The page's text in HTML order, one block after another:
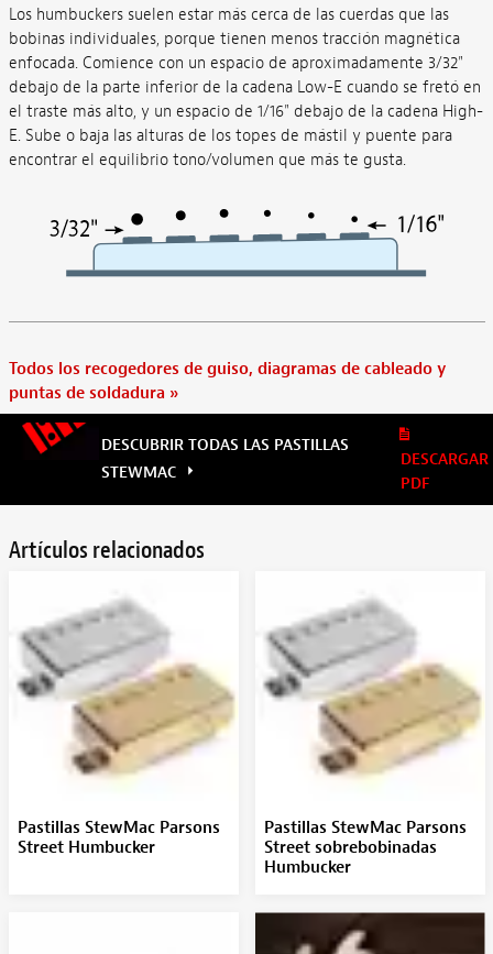
Los humbuckers suelen estar más cerca de las cuerdas que las
bobinas individuales, porque tienen menos tracción magnética
enfocada. Comience con un espacio de aproximadamente 3/32"
debajo de la parte inferior de la cadena Low-E cuando se fretó en
el traste más alto, y un espacio de 1/16" debajo de la cadena High-
E. Sube o baja las alturas de los topes de mástil y puente para
encontrar el equilibrio tono/volumen que más te gusta.
Todos los recogedores de guiso, diagramas de cableado y
puntas de soldadura »
DESCUBRIR TODAS LAS PASTILLAS
STEWMAC
DESCARGAR
PDF
Artículos relacionados
Pastillas StewMac Parsons
Street Humbucker
Pastillas StewMac Parsons
Street sobrebobinadas
Humbucker